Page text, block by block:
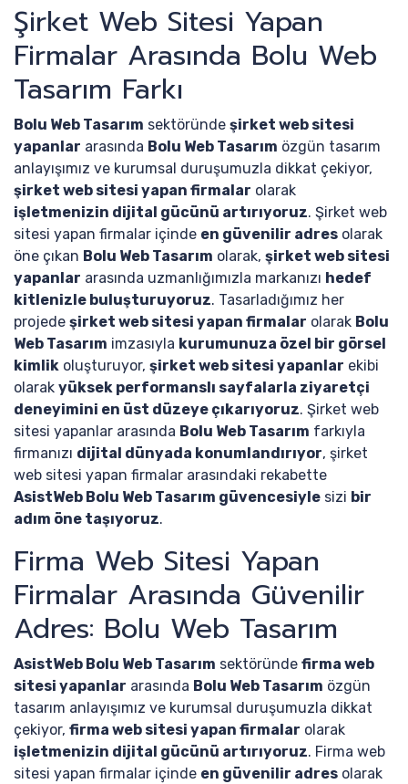
Şirket Web Sitesi Yapan
Firmalar Arasında Bolu Web
Tasarım Farkı
Bolu Web Tasarım sektöründe şirket web sitesi
yapanlar arasında Bolu Web Tasarım özgün tasarım
anlayışımız ve kurumsal duruşumuzla dikkat çekiyor,
şirket web sitesi yapan firmalar olarak
işletmenizin dijital gücünü artırıyoruz. Şirket web
sitesi yapan firmalar içinde en güvenilir adres olarak
öne çıkan Bolu Web Tasarım olarak, şirket web sitesi
yapanlar arasında uzmanlığımızla markanızı hedef
kitlenizle buluşturuyoruz. Tasarladığımız her
projede şirket web sitesi yapan firmalar olarak Bolu
Web Tasarım imzasıyla kurumunuza özel bir görsel
kimlik oluşturuyor, şirket web sitesi yapanlar ekibi
olarak yüksek performanslı sayfalarla ziyaretçi
deneyimini en üst düzeye çıkarıyoruz. Şirket web
sitesi yapanlar arasında Bolu Web Tasarım farkıyla
firmanızı dijital dünyada konumlandırıyor, şirket
web sitesi yapan firmalar arasındaki rekabette
AsistWeb Bolu Web Tasarım güvencesiyle sizi bir
adım öne taşıyoruz.
Firma Web Sitesi Yapan
Firmalar Arasında Güvenilir
Adres: Bolu Web Tasarım
AsistWeb Bolu Web Tasarım sektöründe firma web
sitesi yapanlar arasında Bolu Web Tasarım özgün
tasarım anlayışımız ve kurumsal duruşumuzla dikkat
çekiyor, firma web sitesi yapan firmalar olarak
işletmenizin dijital gücünü artırıyoruz. Firma web
sitesi yapan firmalar içinde en güvenilir adres olarak